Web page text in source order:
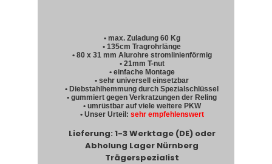
• max. Zuladung 60 Kg
• 135cm Tragrohrlänge
• 80 x 31 mm Alurohre stromlinienförmig
• 21mm T-nut
• einfache Montage
• sehr universell einsetzbar
• Diebstahlhemmung durch Spezialschlüssel
• gummiert gegen Verkratzungen der Reling
• umrüstbar auf viele weitere PKW
• Unser Urteil: sehr empfehlenswert
Lieferung: 1-3 Werktage (DE) oder
Abholung Lager Nürnberg
Trägerspezialist